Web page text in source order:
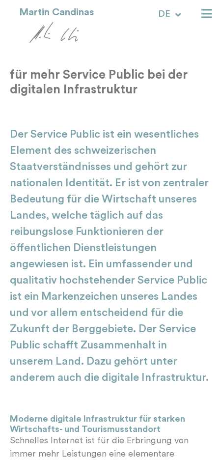
Martin Candinas DE
RM
für mehr Service Public bei der
digitalen Infrastruktur
Der Service Public ist ein wesentliches
Element des schweizerischen
Staatverständnisses und gehört zur
nationalen Identität. Er ist von zentraler
Bedeutung für die Wirtschaft unseres
Landes, welche täglich auf das
reibungslose Funktionieren der
öffentlichen Dienstleistungen
angewiesen ist. Ein umfassender und
qualitativ hochstehender Service Public
ist ein Markenzeichen unseres Landes
und vor allem entscheidend für die
Zukunft der Berggebiete. Der Service
Public schafft Zusammenhalt in
unserem Land. Dazu gehört unter
anderem auch die digitale Infrastruktur.
Moderne digitale Infrastruktur für starken
Wirtschafts- und Tourismusstandort
Schnelles Internet ist für die Erbringung von
immer mehr Leistungen eine elementare